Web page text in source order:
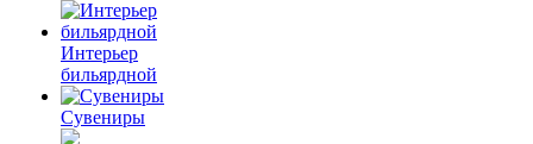
Интерьер
бильярдной
Сувениры